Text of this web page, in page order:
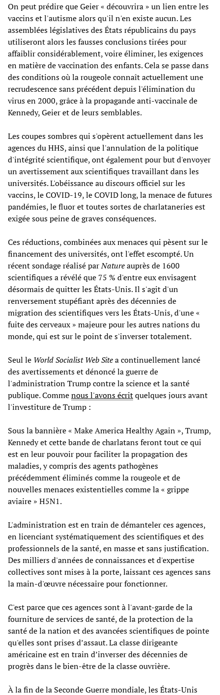
On peut prédire que Geier « découvrira » un lien entre les
vaccins et l'autisme alors qu'il n'en existe aucun. Les
assemblées législatives des États républicains du pays
utiliseront alors les fausses conclusions tirées pour
affaiblir considérablement, voire éliminer, les exigences
en matière de vaccination des enfants. Cela se passe dans
des conditions où la rougeole connaît actuellement une
recrudescence sans précédent depuis l'élimination du
virus en 2000, grâce à la propagande anti-vaccinale de
Kennedy, Geier et de leurs semblables.
Les coupes sombres qui s'opèrent actuellement dans les
agences du HHS, ainsi que l'annulation de la politique
d'intégrité scientifique, ont également pour but d'envoyer
un avertissement aux scientifiques travaillant dans les
universités. L'obéissance au discours officiel sur les
vaccins, le COVID-19, le COVID long, la menace de futures
pandémies, le fluor et toutes sortes de charlataneries est
exigée sous peine de graves conséquences.
Ces réductions, combinées aux menaces qui pèsent sur le
financement des universités, ont l'effet escompté. Un
récent sondage réalisé parNatureauprès de 1600
scientifiques a révélé que 75 % d'entre eux envisagent
désormais de quitter les États-Unis. Il s'agit d'un
renversement stupéfiant après des décennies de
migration des scientifiques vers les États-Unis, d'une «
fuite des cerveaux » majeure pour les autres nations du
monde, qui est sur le point de s'inverser totalement.
Seul le World Socialist Web Sitea continuellement lancé
des avertissements et dénoncé la guerre de
l'administration Trump contre la science et la santé
publique. Commenous l'avons écritquelques jours avant
l'investiture de Trump :
Sous la bannière « Make America Healthy Again », Trump,
Kennedy et cette bande de charlatans feront tout ce qui
est en leur pouvoir pour faciliter la propagation des
maladies, y compris des agents pathogènes
précédemment éliminés comme la rougeole et de
nouvelles menaces existentielles comme la « grippe
aviaire » H5N1.
L'administration est en train de démanteler ces agences,
en licenciant systématiquement des scientifiques et des
professionnels de la santé, en masse et sans justification.
Des milliers d'années de connaissances et d'expertise
collectives sont mises à la porte, laissant ces agences sans
la main-d'œuvre nécessaire pour fonctionner.
C'est parce que ces agences sont à l'avant-garde de la
fourniture de services de santé, de la protection de la
santé de la nation et des avancées scientifiques de pointe
qu'elles sont prises d’assaut. La classe dirigeante
américaine est en train d’inverser des décennies de
progrès dans le bien-être de la classe ouvrière.
À la fin de la Seconde Guerre mondiale, les États-Unis